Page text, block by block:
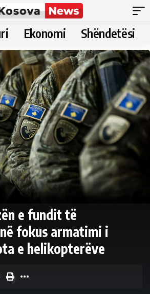
Ekonomi Shëndetësi
e fundit të
fokus armatimi i
e helikopterëve